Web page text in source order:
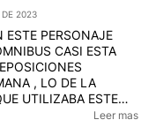
DE 2023
ESTE PERSONAJE
CASI ESTA
UTILIZABA ESTE
Leer mas